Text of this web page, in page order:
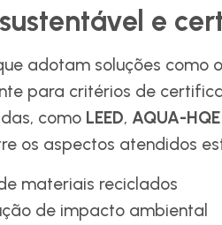
e
adotam soluções
para critérios de
como LEED, AQUA-HQE
os aspectos atendidos
materiais reciclados
de impacto ambiental